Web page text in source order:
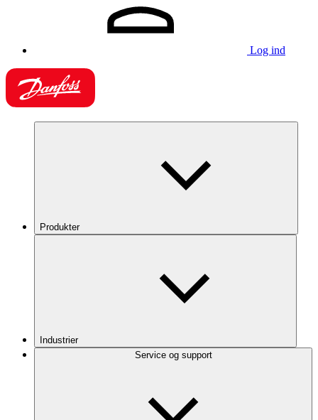
Log ind
Produkter
Industrier
Service og support